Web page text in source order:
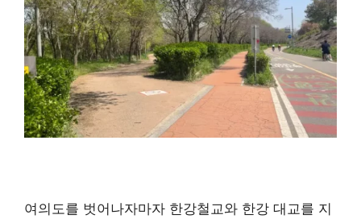
여의도를 벗어나자마자 한강철교와 한강 대교를 지